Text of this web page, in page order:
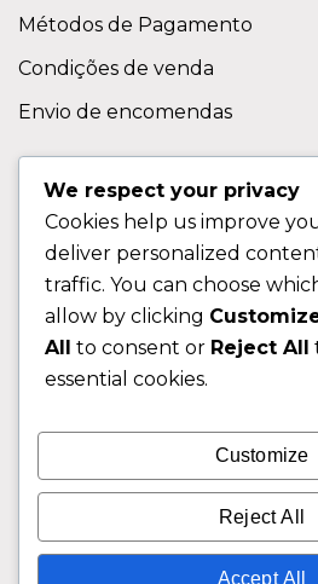
Métodos de Pagamento
Condições de venda
Envio de encomendas
Contactos
Sobre nos
FAQ (Perguntas Frequentes)
CLIENTE
Área do Cliente
Livro de Reclamações
© 2026 Fixngo TODOS OS
We respect your privacy
Cookies help us improve
deliver personalized
traffic. You can choose
allow by clicking
All to consent or Reject All
essential cookies.
Customize
Reject All
Accept All